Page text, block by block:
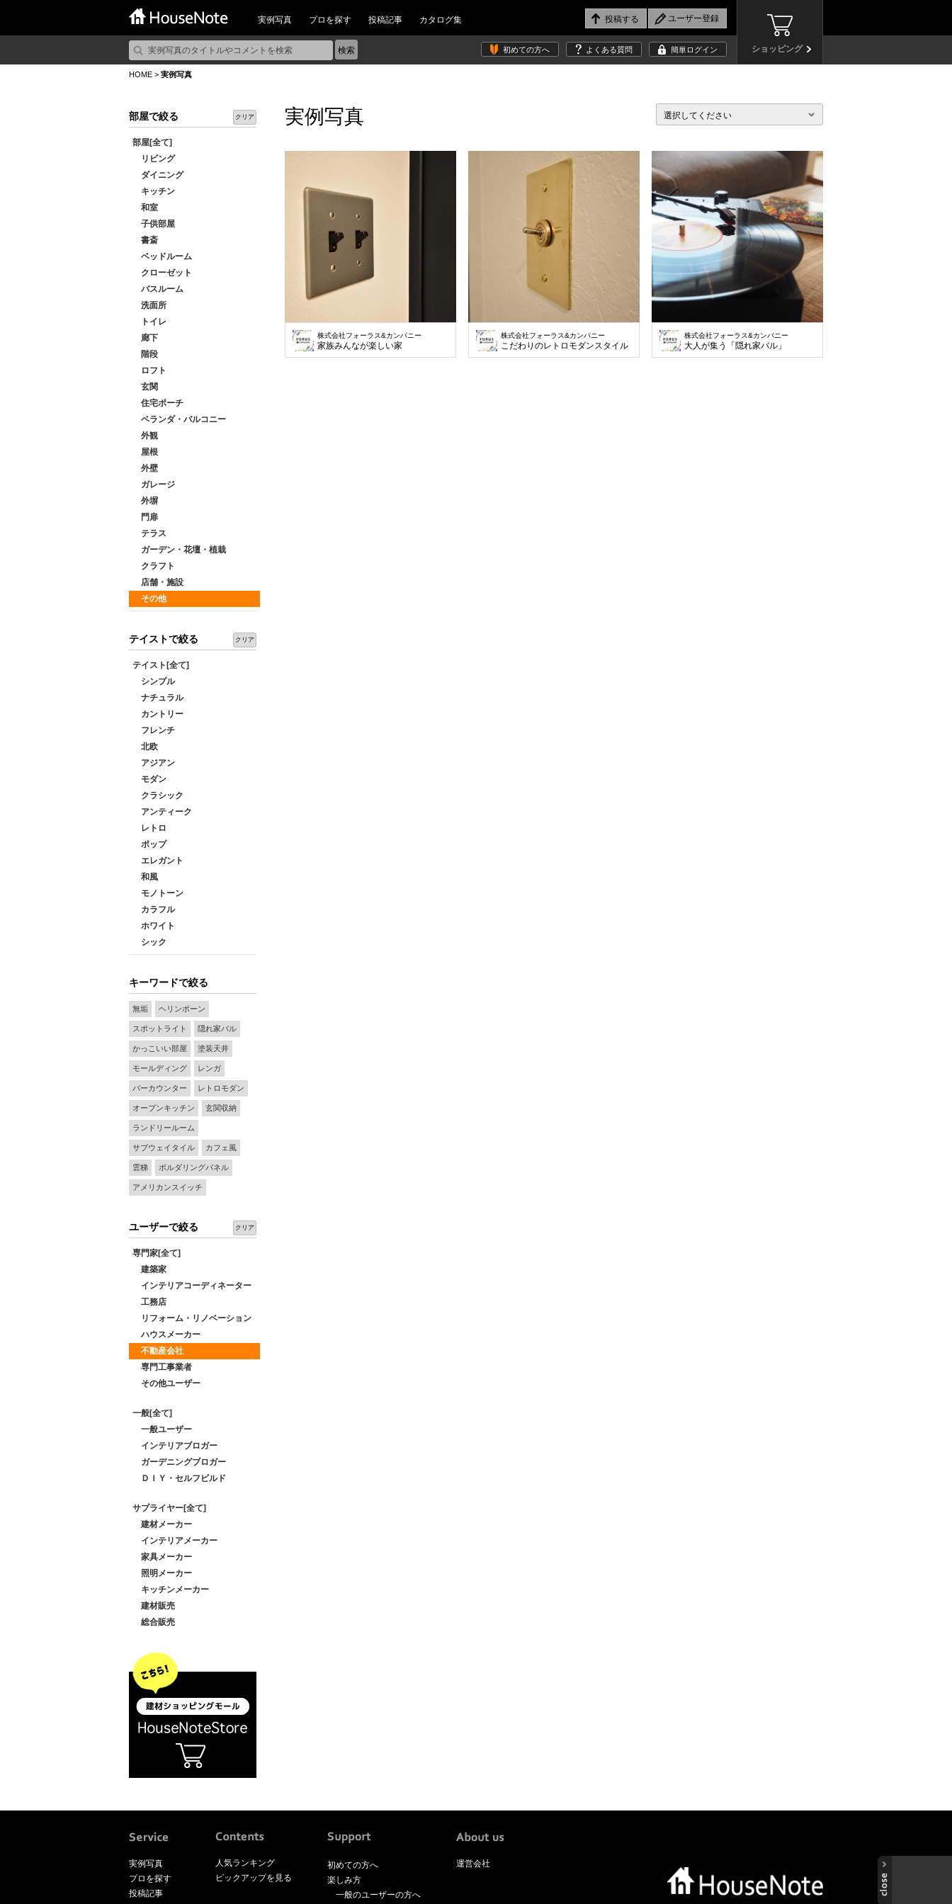
実例写真 プロを探す 投稿記事 カタログ集
ショッピング
初めての方へ よくある質問 簡単ログイン
HOME > 実例写真
部屋で絞る クリア
部屋[全て]
リビング
ダイニング
キッチン
和室
子供部屋
書斎
ベッドルーム
クローゼット
バスルーム
洗面所
トイレ
廊下
階段
ロフト
玄関
住宅ポーチ
ベランダ・バルコニー
外観
屋根
外壁
ガレージ
外塀
門扉
テラス
ガーデン・花壇・植栽
クラフト
店舗・施設
その他
テイストで絞る クリア
テイスト[全て]
シンプル
ナチュラル
カントリー
フレンチ
北欧
アジアン
モダン
クラシック
アンティーク
レトロ
ポップ
エレガント
和風
モノトーン
カラフル
ホワイト
シック
キーワードで絞る
無垢 ヘリンボーン
スポットライト 隠れ家バル
かっこいい部屋 塗装天井
モールディング レンガ
バーカウンター レトロモダン
オープンキッチン 玄関収納
ランドリールーム
サブウェイタイル カフェ風
雲梯 ボルダリングパネル
アメリカンスイッチ
ユーザーで絞る クリア
専門家[全て]
建築家
インテリアコーディネーター
工務店
リフォーム・リノベーション
ハウスメーカー
不動産会社
専門工事業者
その他ユーザー
一般[全て]
一般ユーザー
インテリアブロガー
ガーデニングブロガー
ＤＩＹ・セルフビルド
サプライヤー[全て]
建材メーカー
インテリアメーカー
家具メーカー
照明メーカー
キッチンメーカー
建材販売
総合販売
実例写真 選択してください
株式会社フォーラス&カンパニー
家族みんなが楽しい家
株式会社フォーラス&カンパニー
こだわりのレトロモダンスタイル
株式会社フォーラス&カンパニー
大人が集う「隠れ家バル」
実例写真
プロを探す
投稿記事
人気ランキング
ピックアップを見る
初めての方へ
楽しみ方
一般のユーザーの方へ
運営会社